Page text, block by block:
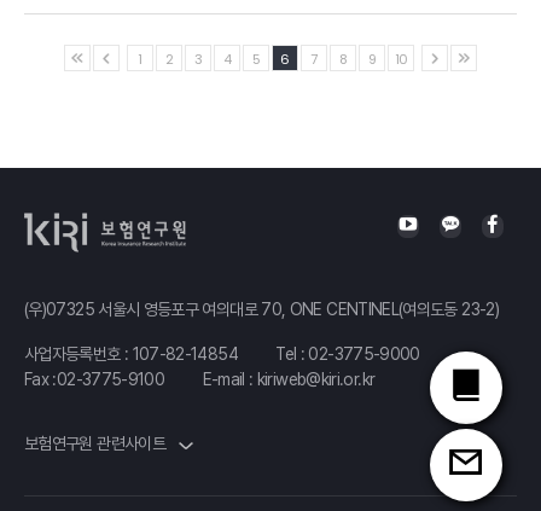
정지원
윤해성
음주운전의
사회적
위한 보험의
기업보험시장
1 2 3 4 5 6 7 8 9 10
(우)07325 서울시 영등포구 여의대로 70, ONE CENTINEL(여의도동 23-2)
사업자등록번호 : 107-82-14854 Tel : 02-3775-9000
Fax :02-3775-9100
E-mail : kiriweb@kiri.or.kr
보험연구원 관련사이트